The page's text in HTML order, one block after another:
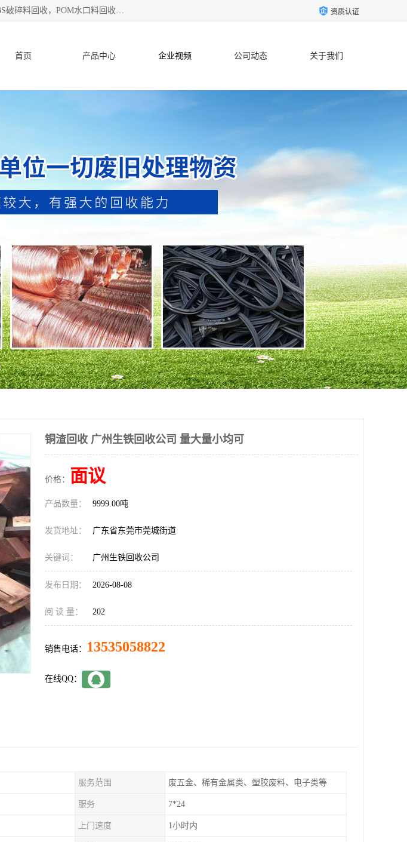
东莞市粤华再生资源回收有限公司从事pmma回收，亚克力回收，PA尼龙回收，PC塑料回收，ABS破碎料回收，POM水口料回收、废不锈钢回收等各类工厂废料回收等。 资质认证
首页 产品中心 企业视频 公司动态 关于我们
铜渣回收 广州生铁回收公司 量大量小均可
价格： 面议
产品数量： 9999.00吨
发货地址： 广东省东莞市莞城街道
关键词： 广州生铁回收公司
发布日期： 2026-08-08
阅 读 量： 202
销售电话： 13535058822
在线QQ：
服务范围 废五金、稀有金属类、塑胶废料、电子类等
服务 7*24
上门速度 1小时内